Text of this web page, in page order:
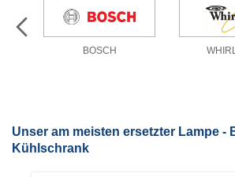
BOSCH
Unser am meisten ersetzter Lampe -
Kühlschrank